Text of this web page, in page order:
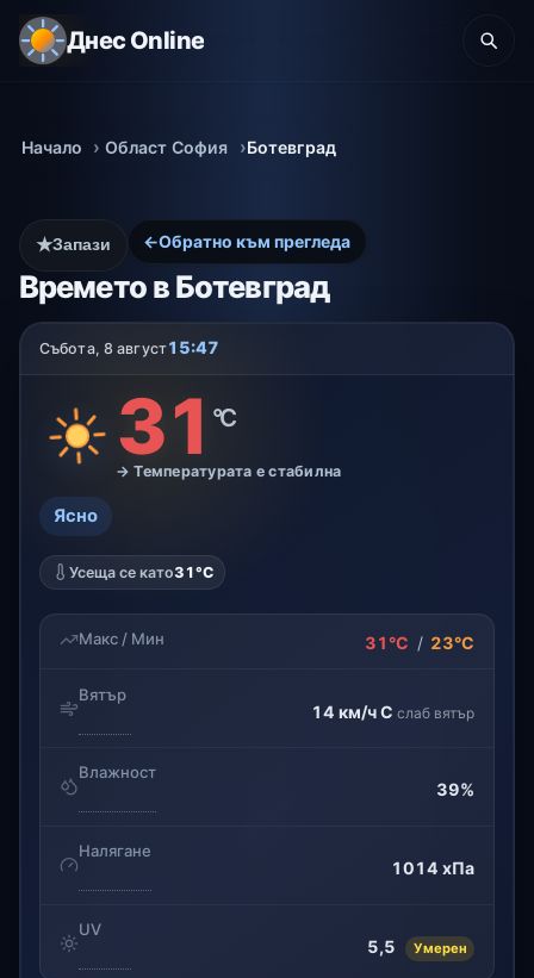
Днес Online
Начало Област София Ботевград
←Обратно към прегледа
Времето в Ботевград
★Запази
Събота, 8 август15:47
31 °C
→ Температурата е стабилна
Ясно
Усеща се като31°C
Макс / Мин 31°C / 23°C
Вятър
14 км/чС слаб вятър
Влажност
39%
Налягане
1014 хПа
UV
5,5 Умерен